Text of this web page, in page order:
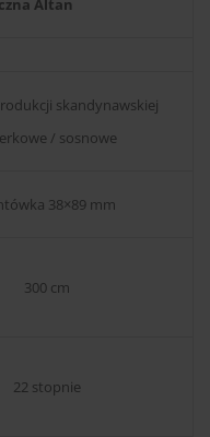
Altan
skandynawskiej
/ sosnowe
38×89 mm
300 cm
22 stopnie